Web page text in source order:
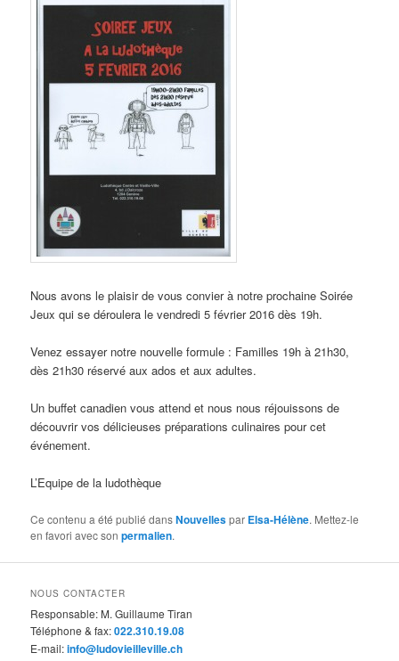
Nous avons le plaisir de vous convier à notre prochaine Soirée
Jeux qui se déroulera le vendredi 5 février 2016 dès 19h.
Venez essayer notre nouvelle formule : Familles 19h à 21h30,
dès 21h30 réservé aux ados et aux adultes.
Un buffet canadien vous attend et nous nous réjouissons de
découvrir vos délicieuses préparations culinaires pour cet
événement.
L’Equipe de la ludothèque
Ce contenu a été publié dansNouvellespar Elsa-Hélène. Mettez-le
en favori avec sonpermalien.
NOUS CONTACTER
Responsable: M. Guillaume Tiran
Téléphone & fax:022.310.19.08
E-mail:info@ludovieilleville.ch